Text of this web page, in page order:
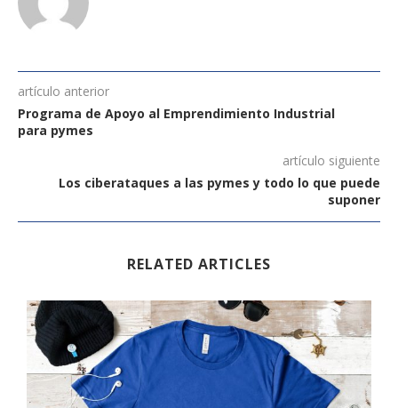
artículo anterior
Programa de Apoyo al Emprendimiento Industrial
para pymes
artículo siguiente
Los ciberataques a las pymes y todo lo que puede
suponer
RELATED ARTICLES